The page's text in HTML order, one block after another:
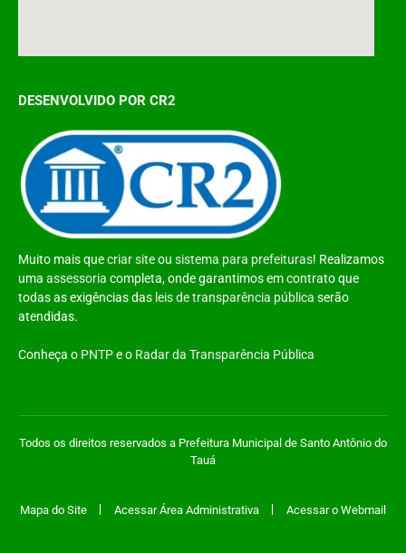
DESENVOLVIDO POR CR2
Muito mais quecriar siteou sistema para prefeituras! Realizamos
uma assessoria completa, onde garantimos em contrato que
todas as exigências das leis de transparência pública serão
atendidas.
Conheça o PNTPe o Radar da Transparência Pública
Todos os direitos reservados a Prefeitura Municipal de Santo Antônio do
Tauá
Mapa do Site Acessar Área Administrativa Acessar o Webmail